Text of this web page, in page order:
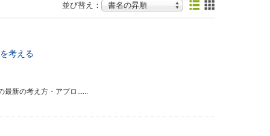
並び替え：
考える
最新の考え方・アプロ......